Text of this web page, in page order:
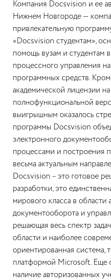
Компания Docsvision и ее
Нижнем Новгороде —
привлекательную
«Docsvision студентам»,
помощь вузам и студентам
процессного управления
программных средств.
академической лицензии
полнофункциональной
выигрышным оказалось
программы Docsvision
электронного
процессами и построения
весьма актуальным
Docsvision – это готовое
разработки, это
мирового класса в области
документооборота и
решающая весь спектр
области и наиболее
ориентированная система,
платформой Microsoft. Еще
наличие авторизованных